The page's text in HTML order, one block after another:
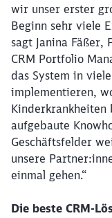
wir unser erster
Beginn sehr viele
sagt Janina Fäßer,
CRM Portfolio
das System in
implementieren,
Kinderkrankheiten
aufgebaute
Geschäftsfelder
unsere
einmal gehen.“
Die beste CRM-